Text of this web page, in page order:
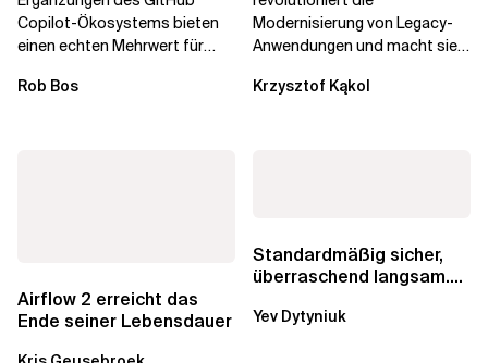
Copilot-Ökosystems bieten
einen echten Mehrwert für
aber auch die...
Rob Bos
Modernisierung von Legacy-
Anwendungen und macht sie
Durch die Automatisierung...
Krzysztof Kąkol
Airflow 2 erreicht das
Ende seiner Lebensdauer
Standardmäßig sicher,
überraschend langsam.
über die RDS...
Yev Dytyniuk